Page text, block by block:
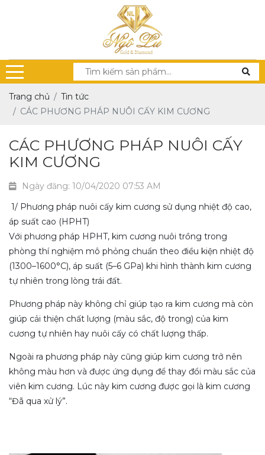
Trang chủ
Tin tức
CÁC PHƯƠNG PHÁP NUÔI CẤY KIM CƯƠNG
CÁC PHƯƠNG PHÁP NUÔI CẤY
KIM CƯƠNG
Ngày đăng: 10/04/2020 07:53 AM
1/ Phương pháp nuôi cấy kim cương sử dụng nhiệt độ cao,
áp suất cao (HPHT)
Với phương pháp HPHT, kim cương nuôi trồng trong
phòng thí nghiệm mô phỏng chuẩn theo điều kiện nhiệt độ
(1300–1600°C), áp suất (5–6 GPa) khi hình thành kim cương
tự nhiên trong lòng trái đất.
Phương pháp này không chỉ giúp tạo ra kim cương mà còn
giúp cải thiện chất lượng (màu sắc, độ trong) của kim
cương tự nhiên hay nuôi cấy có chất lượng thấp.
Ngoài ra phương pháp này cũng giúp kim cương trở nên
không màu hơn và được ứng dụng để thay đổi màu sắc của
viên kim cương. Lúc này kim cương được gọi là kim cương
“Đã qua xử lý”.